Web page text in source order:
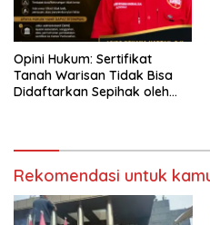
Opini Hukum: Sertifikat
Tanah Warisan Tidak Bisa
Didaftarkan Sepihak oleh
Rekomendasi untuk